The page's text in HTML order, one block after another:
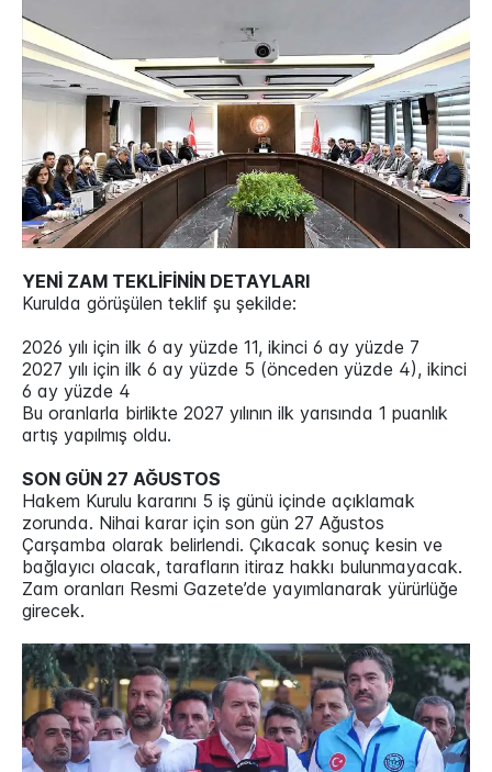
YENİ ZAM TEKLİFİNİN DETAYLARI
Kurulda görüşülen teklif şu şekilde:
2026 yılı için ilk 6 ay yüzde 11, ikinci 6 ay yüzde 7
2027 yılı için ilk 6 ay yüzde 5 (önceden yüzde 4), ikinci
6 ay yüzde 4
Bu oranlarla birlikte 2027 yılının ilk yarısında 1 puanlık
artış yapılmış oldu.
SON GÜN 27 AĞUSTOS
Hakem Kurulu kararını 5 iş günü içinde açıklamak
zorunda. Nihai karar için son gün 27 Ağustos
Çarşamba olarak belirlendi. Çıkacak sonuç kesin ve
bağlayıcı olacak, tarafların itiraz hakkı bulunmayacak.
Zam oranları Resmi Gazete’de yayımlanarak yürürlüğe
girecek.